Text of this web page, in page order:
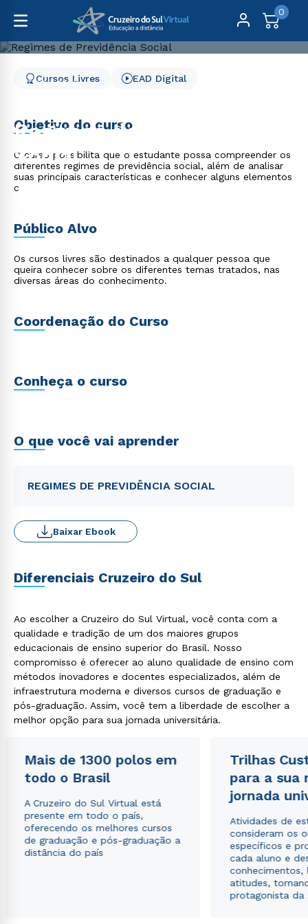
0
Cursos Livres
Regimes de Previdência
Social
Cursos Livres EAD Digital
Objetivo do curso
O curso possibilita que o estudante possa compreender os
diferentes regimes de previdência social, além de analisar
suas principais características e conhecer alguns elementos
c
Público Alvo
Os cursos livres são destinados a qualquer pessoa que
queira conhecer sobre os diferentes temas tratados, nas
diversas áreas do conhecimento.
Coordenação do Curso
Conheça o curso
O que você vai aprender
REGIMES DE PREVIDÊNCIA SOCIAL
Baixar Ebook
Diferenciais Cruzeiro do Sul
Ao escolher a Cruzeiro do Sul Virtual, você conta com a
qualidade e tradição de um dos maiores grupos
educacionais de ensino superior do Brasil. Nosso
compromisso é oferecer ao aluno qualidade de ensino com
métodos inovadores e docentes especializados, além de
infraestrutura moderna e diversos cursos de graduação e
pós-graduação. Assim, você tem a liberdade de escolher a
melhor opção para sua jornada universitária.
Mais de 1300 polos em
todo o Brasil
A Cruzeiro do Sul Virtual está
presente em todo o país,
oferecendo os melhores cursos
de graduação e pós-graduação a
distância do país
Trilhas
para a sua
jornada
Atividades de
consideram os
específicos e
cada aluno e
conhecimentos,
atitudes,
protagonista da